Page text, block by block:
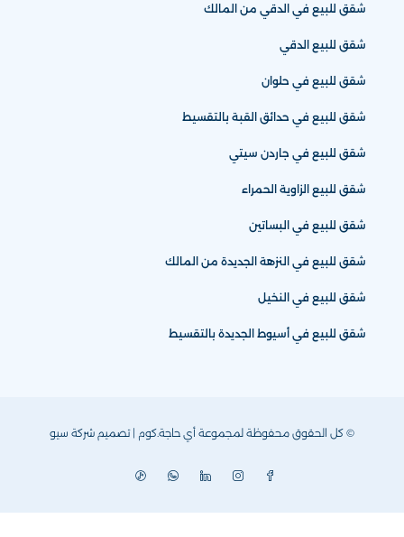
شقق للبيع في الدقي من المالك
شقق للبيع الدقي
شقق للبيع في حلوان
شقق للبيع في حدائق القبة بالتقسيط
شقق للبيع في جاردن سيتي
شقق للبيع الزاوية الحمراء
شقق للبيع في البساتين
شقق للبيع في النزهة الجديدة من المالك
شقق للبيع في النخيل
شقق للبيع في أسيوط الجديدة بالتقسيط
© كل الحقوق محفوظة لمجموعة أي حاجة.كوم | تصميم شركة سيو